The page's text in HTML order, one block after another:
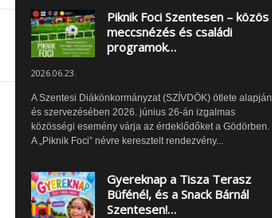
Piknik Foci Szentesen – közös
meccsnézés és családi
programok…
2026.06.23.
A Szentesi Diákönkormányzat (SZÍVDÖK) ötlete alapján
és szervezésében 2026. június 26-án izgalmas
közösségi esemény várja az érdeklődőket a Gödörben.
A „Piknik Foci” névre keresztelt rendezvény...
Gyereknap a Tisza Terasz
Büfénél, és a Snack Bárnál
Szentesen!…